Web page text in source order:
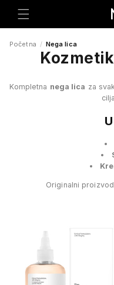
na
Početna / Nega lica
Kompletna nega lica za
Originalni